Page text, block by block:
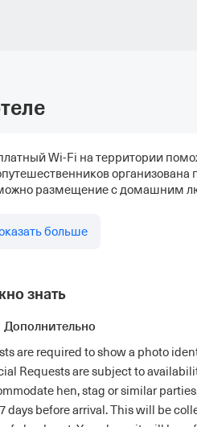
Wi-Fi на территории
размещение с домашним
больше
знать
Дополнительно
are required to show a photo
Requests are subject to
hen, stag or similar
days before arrival. This will be